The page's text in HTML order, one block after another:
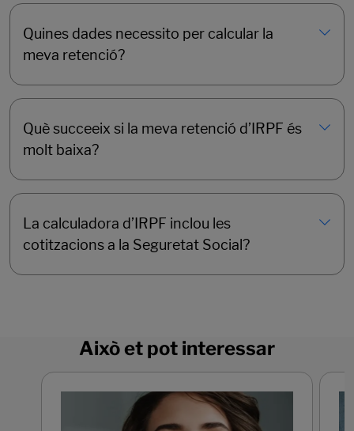
Quines dades necessito per calcular la
meva retenció?
Què succeeix si la meva retenció d’IRPF és
molt baixa?
La calculadora d’IRPF inclou les
cotitzacions a la Seguretat Social?
Això et pot interessar